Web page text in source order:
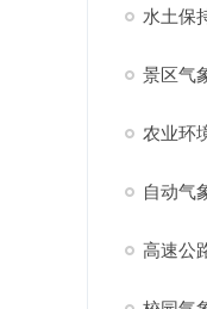
水土保
景区气
农业环
自动气
高速公